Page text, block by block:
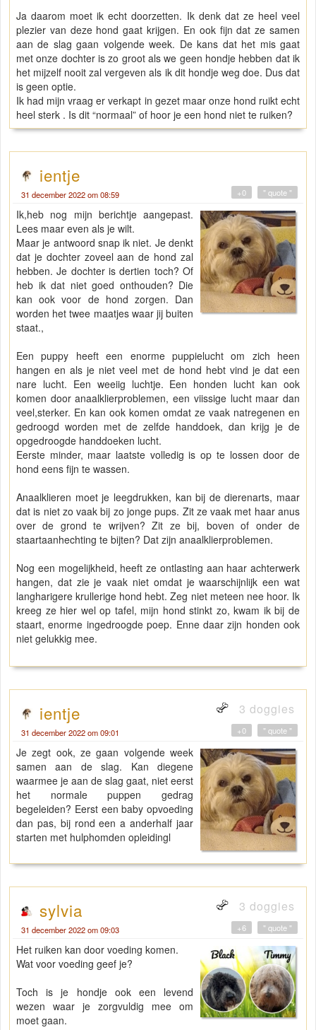
Ja daarom moet ik echt doorzetten. Ik denk dat ze heel veel
plezier van deze hond gaat krijgen. En ook fijn dat ze samen
aan de slag gaan volgende week. De kans dat het mis gaat
met onze dochter is zo groot als we geen hondje hebben dat ik
het mijzelf nooit zal vergeven als ik dit hondje weg doe. Dus dat
is geen optie.
Ik had mijn vraag er verkapt in gezet maar onze hond ruikt echt
heel sterk . Is dit “normaal” of hoor je een hond niet te ruiken?
ientje
31 december 2022 om 08:59 " quote "
+0
Ik,heb nog mijn berichtje aangepast.
Lees maar even als je wilt.
Maar je antwoord snap ik niet. Je denkt
dat je dochter zoveel aan de hond zal
hebben. Je dochter is dertien toch? Of
heb ik dat niet goed onthouden? Die
kan ook voor de hond zorgen. Dan
worden het twee maatjes waar jij buiten
staat.,
Een puppy heeft een enorme puppielucht om zich heen
hangen en als je niet veel met de hond hebt vind je dat een
nare lucht. Een weeiig luchtje. Een honden lucht kan ook
komen door anaalklierproblemen, een viissige lucht maar dan
veel,sterker. En kan ook komen omdat ze vaak natregenen en
gedroogd worden met de zelfde handdoek, dan krijg je de
opgedroogde handdoeken lucht.
Eerste minder, maar laatste volledig is op te lossen door de
hond eens fijn te wassen.
Anaalklieren moet je leegdrukken, kan bij de dierenarts, maar
dat is niet zo vaak bij zo jonge pups. Zit ze vaak met haar anus
over de grond te wrijven? Zit ze bij, boven of onder de
staartaanhechting te bijten? Dat zijn anaalklierproblemen.
Nog een mogelijkheid, heeft ze ontlasting aan haar achterwerk
hangen, dat zie je vaak niet omdat je waarschijnlijk een wat
langharigere krullerige hond hebt. Zeg niet meteen nee hoor. Ik
kreeg ze hier wel op tafel, mijn hond stinkt zo, kwam ik bij de
staart, enorme ingedroogde poep. Enne daar zijn honden ook
niet gelukkig mee.
ientje 3 doggies
31 december 2022 om 09:01 " quote "
+0
Je zegt ook, ze gaan volgende week
samen aan de slag. Kan diegene
waarmee je aan de slag gaat, niet eerst
het normale puppen gedrag
begeleiden? Eerst een baby opvoeding
dan pas, bij rond een a anderhalf jaar
starten met hulphomden opleidingl
sylvia 3 doggies
31 december 2022 om 09:03 " quote "
+6
Het ruiken kan door voeding komen.
Wat voor voeding geef je?
Toch is je hondje ook een levend
wezen waar je zorgvuldig mee om
moet gaan.